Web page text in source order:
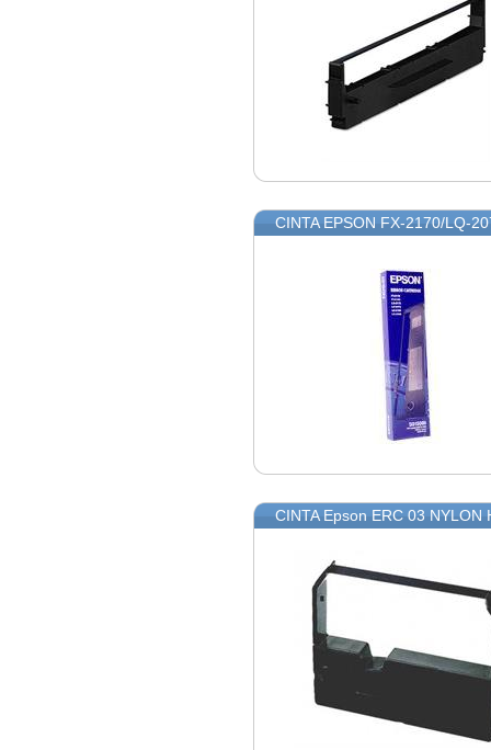
CINTA EPSON FX-2170/LQ-
CINTA Epson ERC 03 NYLON